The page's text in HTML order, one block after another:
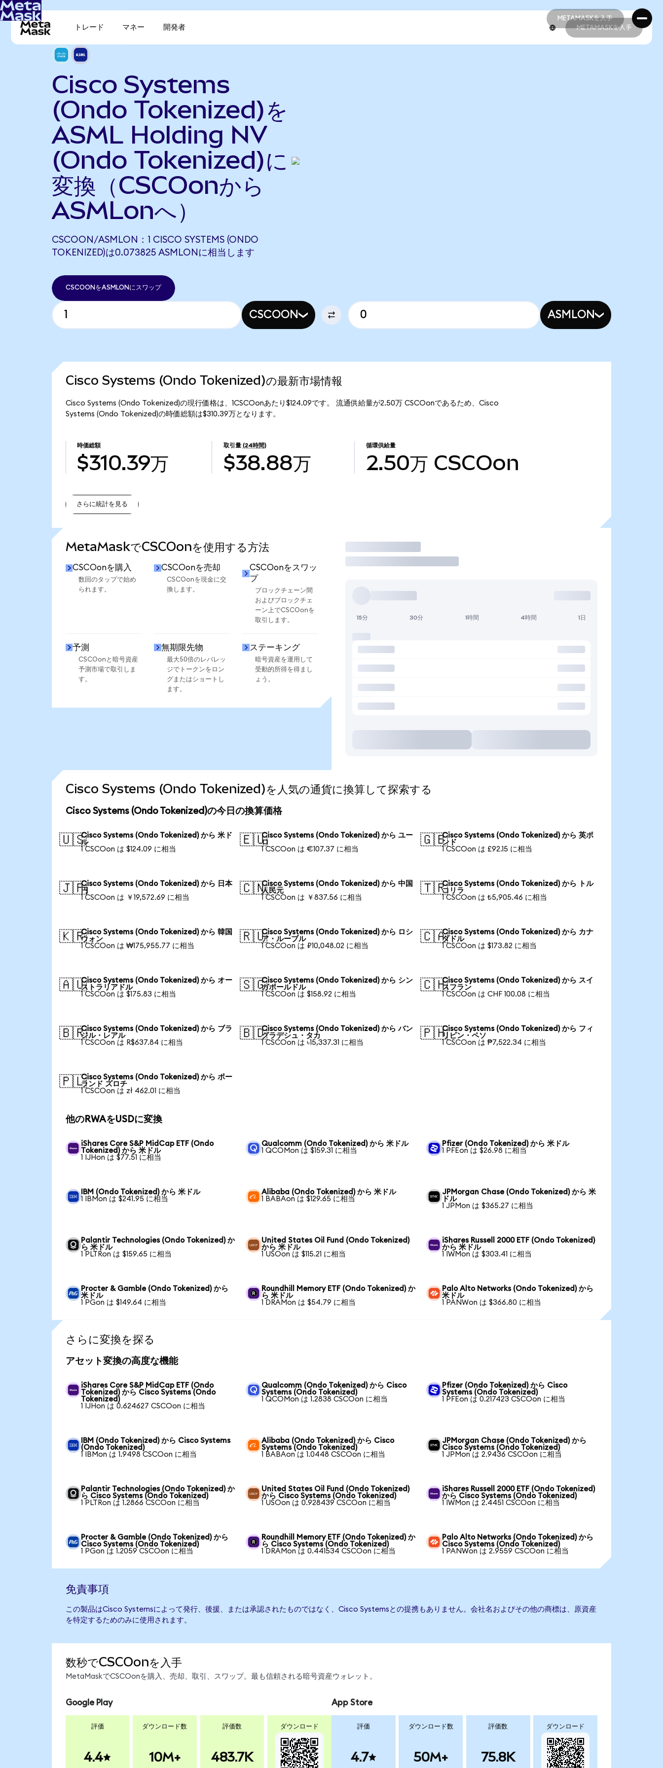
METAMASKを入手
METAMASKを入手
トレード マネー 開発者 METAMASKを入手
Cisco Systems
(Ondo Tokenized)を
ASML Holding NV
(Ondo Tokenized)に
変換（CSCOonから
ASMLonへ）
CSCOON/ASMLON：1 CISCO SYSTEMS (ONDO
TOKENIZED)は0.073825 ASMLONに相当します
CSCOONをASMLONにスワップ
CSCOON ASMLON
Cisco Systems (Ondo Tokenized)の最新市場情報
Cisco Systems (Ondo Tokenized)の現行価格は、1CSCOonあたり$124.09です。 流通供給量が2.50万 CSCOonであるため、Cisco
Systems (Ondo Tokenized)の時価総額は$310.39万となります。
時価総額
$310.39万
取引量 (24時間)
$38.88万
循環供給量
2.50万 CSCOon
さらに統計を見る
MetaMaskでCSCOonを使用する方法
CSCOonを購入
数回のタップで始め
られます。
CSCOonを売却
CSCOonを現金に交
換します。
CSCOonをスワッ
プ
ブロックチェーン間
およびブロックチェ
ーン上でCSCOonを
取引します。
予測
CSCOonと暗号資産
予測市場で取引しま
す。
無期限先物
最大50倍のレバレッ
ジでトークンをロン
グまたはショートし
ます。
ステーキング
暗号資産を運用して
受動的所得を得まし
ょう。
取引
15分 30分 1時間 4時間 1日
Cisco Systems (Ondo Tokenized)を人気の通貨に換算して探索する
Cisco Systems (Ondo Tokenized)の今日の換算価格
🇺🇸Cisco Systems (Ondo Tokenized) から 米ド
ル
1 CSCOon は $124.09 に相当
🇪🇺Cisco Systems (Ondo Tokenized) から ユー
ロ
1 CSCOon は €107.37 に相当
🇬🇧Cisco Systems (Ondo Tokenized) から 英ポ
ンド
1 CSCOon は £92.15 に相当
🇯🇵Cisco Systems (Ondo Tokenized) から 日本
円
1 CSCOon は ￥19,572.69 に相当
🇨🇳Cisco Systems (Ondo Tokenized) から 中国
人民元
1 CSCOon は ￥837.56 に相当
🇹🇷Cisco Systems (Ondo Tokenized) から トル
コリラ
1 CSCOon は ₺5,905.46 に相当
🇰🇷Cisco Systems (Ondo Tokenized) から 韓国
ウォン
1 CSCOon は ₩175,955.77 に相当
🇷🇺Cisco Systems (Ondo Tokenized) から ロシ
ア・ルーブル
1 CSCOon は ₽10,048.02 に相当
🇨🇦Cisco Systems (Ondo Tokenized) から カナ
ダドル
1 CSCOon は $173.82 に相当
🇦🇺Cisco Systems (Ondo Tokenized) から オー
ストラリアドル
1 CSCOon は $175.83 に相当
🇸🇬Cisco Systems (Ondo Tokenized) から シン
ガポールドル
1 CSCOon は $158.92 に相当
🇨🇭Cisco Systems (Ondo Tokenized) から スイ
スフラン
1 CSCOon は CHF 100.08 に相当
🇧🇷Cisco Systems (Ondo Tokenized) から ブラ
ジル・レアル
1 CSCOon は R$637.84 に相当
🇧🇩Cisco Systems (Ondo Tokenized) から バン
グラデシュ・タカ
1 CSCOon は ৳15,337.31 に相当
🇵🇭Cisco Systems (Ondo Tokenized) から フィ
リピン・ペソ
1 CSCOon は ₱7,522.34 に相当
🇵🇱Cisco Systems (Ondo Tokenized) から ポー
ランド ズロチ
1 CSCOon は zł 462.01 に相当
他のRWAをUSDに変換
iShares Core S&P MidCap ETF (Ondo
Tokenized) から 米ドル
1 IJHon は $77.51 に相当
Qualcomm (Ondo Tokenized) から 米ドル
1 QCOMon は $159.31 に相当
Pfizer (Ondo Tokenized) から 米ドル
1 PFEon は $26.98 に相当
IBM (Ondo Tokenized) から 米ドル
1 IBMon は $241.95 に相当
Alibaba (Ondo Tokenized) から 米ドル
1 BABAon は $129.65 に相当
JPMorgan Chase (Ondo Tokenized) から 米
ドル
1 JPMon は $365.27 に相当
Palantir Technologies (Ondo Tokenized) か
ら 米ドル
1 PLTRon は $159.65 に相当
United States Oil Fund (Ondo Tokenized)
から 米ドル
1 USOon は $115.21 に相当
iShares Russell 2000 ETF (Ondo Tokenized)
から 米ドル
1 IWMon は $303.41 に相当
Procter & Gamble (Ondo Tokenized) から
米ドル
1 PGon は $149.64 に相当
Roundhill Memory ETF (Ondo Tokenized) か
ら 米ドル
1 DRAMon は $54.79 に相当
Palo Alto Networks (Ondo Tokenized) から
米ドル
1 PANWon は $366.80 に相当
さらに変換を探る
アセット変換の高度な機能
iShares Core S&P MidCap ETF (Ondo
Tokenized) から Cisco Systems (Ondo
Tokenized)
1 IJHon は 0.624627 CSCOon に相当
Qualcomm (Ondo Tokenized) から Cisco
Systems (Ondo Tokenized)
1 QCOMon は 1.2838 CSCOon に相当
Pfizer (Ondo Tokenized) から Cisco
Systems (Ondo Tokenized)
1 PFEon は 0.217423 CSCOon に相当
IBM (Ondo Tokenized) から Cisco Systems
(Ondo Tokenized)
1 IBMon は 1.9498 CSCOon に相当
Alibaba (Ondo Tokenized) から Cisco
Systems (Ondo Tokenized)
1 BABAon は 1.0448 CSCOon に相当
JPMorgan Chase (Ondo Tokenized) から
Cisco Systems (Ondo Tokenized)
1 JPMon は 2.9436 CSCOon に相当
Palantir Technologies (Ondo Tokenized) か
ら Cisco Systems (Ondo Tokenized)
1 PLTRon は 1.2866 CSCOon に相当
United States Oil Fund (Ondo Tokenized)
から Cisco Systems (Ondo Tokenized)
1 USOon は 0.928439 CSCOon に相当
iShares Russell 2000 ETF (Ondo Tokenized)
から Cisco Systems (Ondo Tokenized)
1 IWMon は 2.4451 CSCOon に相当
Procter & Gamble (Ondo Tokenized) から
Cisco Systems (Ondo Tokenized)
1 PGon は 1.2059 CSCOon に相当
Roundhill Memory ETF (Ondo Tokenized) か
ら Cisco Systems (Ondo Tokenized)
1 DRAMon は 0.441534 CSCOon に相当
Palo Alto Networks (Ondo Tokenized) から
Cisco Systems (Ondo Tokenized)
1 PANWon は 2.9559 CSCOon に相当
免責事項
この製品はCisco Systemsによって発行、後援、または承認されたものではなく、Cisco Systemsとの提携もありません。会社名およびその他の商標は、原資産
を特定するためのみに使用されます。
数秒でCSCOonを入手
MetaMaskでCSCOonを購入、売却、取引、スワップ。最も信頼される暗号資産ウォレット。
Google Play
評価
4.4
ダウンロード数
10M+
評価数
483.7K
ダウンロード
App Store
評価
4.7
ダウンロード数
50M+
評価数
75.8K
ダウンロード